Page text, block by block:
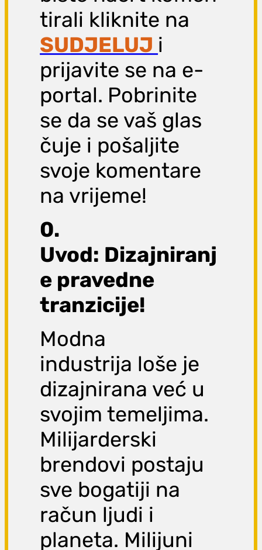
tirali kliknite na
SUDJELUJ i
prijavite se na e-
portal. Pobrinite
se da se vaš glas
čuje i pošaljite
svoje komentare
na vrijeme!
0.
Uvod: Dizajniranj
e pravedne
tranzicije!
Modna
industrija loše je
dizajnirana već u
svojim temeljima.
Milijarderski
brendovi postaju
sve bogatiji na
račun ljudi i
planeta. Milijuni